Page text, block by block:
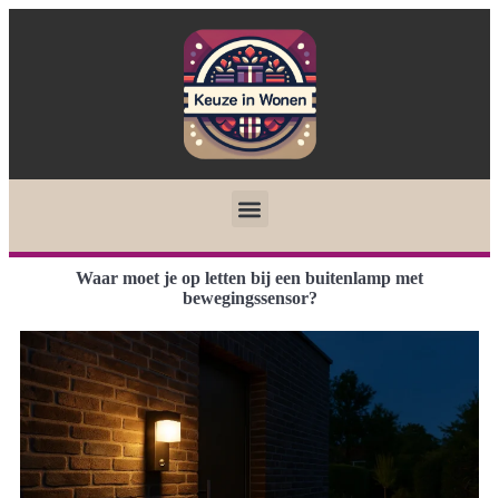
Waar moet je op letten bij een buitenlamp met
bewegingssensor?